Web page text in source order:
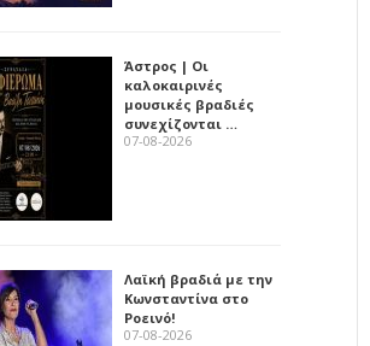
Άστρος | Οι
καλοκαιρινές
μουσικές βραδιές
συνεχίζονται …
07-08-2026
Λαϊκή βραδιά με την
Κωνσταντίνα στο
Ροεινό!
07-08-2026